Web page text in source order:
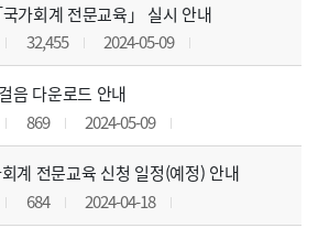
가회계 전문교육」 실시 안내
32,455 2024-05-09
음 다운로드 안내
869 2024-05-09
계 전문교육 신청 일정(예정) 안내
684 2024-04-18